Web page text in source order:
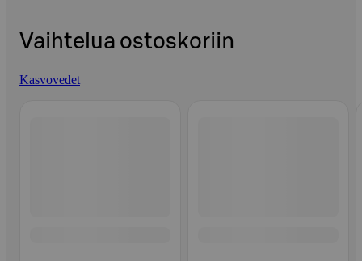
Vaihtelua ostoskoriin
Kasvovedet